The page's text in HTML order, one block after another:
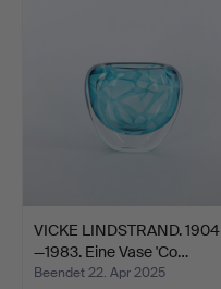
VICKE LINDSTRAND. 1904
—1983. Eine Vase 'Co…
Beendet 22. Apr 2025